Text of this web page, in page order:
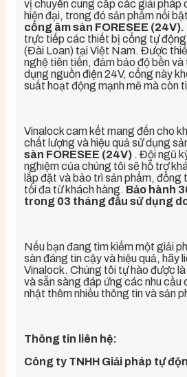
vị chuyên cung cấp các giải pháp
hiện đại, trong đó sản phẩm nổi
cổng âm sàn FORESEE (24V).
trực tiếp các thiết bị cổng tự
(Đài Loan) tại Việt Nam. Được
nghệ tiên tiến, đảm bảo độ bền và
dụng nguồn điện 24V, cổng này
suất hoạt động mạnh mẽ mà còn
Vinalockcam kết mang đến cho
chất lượng và hiệu quả sử dụng
sàn FORESEE (24V) . Đội ngũ
nghiệm của chúng tôi sẽ hỗ trợ
lắp đặt và bảo trì sản phẩm, đồng
tối đa từ khách hàng. Bảo hành
trong 03 tháng đầu sử dụng
Nếu bạn đang tìm kiếm một giải
sàn đáng tin cậy và hiệu quả, hãy
Vinalock. Chúng tôi tự hào được
và sẵn sàng đáp ứng các nhu cầu
nhật thêm nhiều thông tin và sản
Thông tin liên hệ:
Công ty TNHH Giải pháp tự